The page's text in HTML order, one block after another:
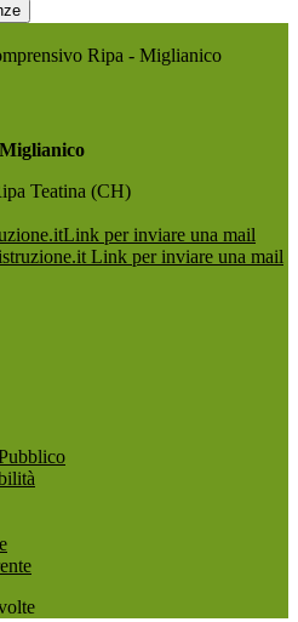
Ripa - Miglianico
Teatina (CH)
Link per inviare una mail
Link per inviare una mail